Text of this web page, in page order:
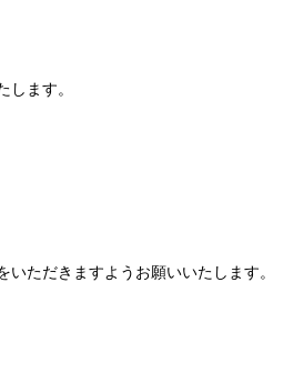
ます。
ただきますようお願いいたします。